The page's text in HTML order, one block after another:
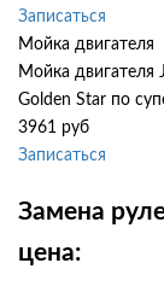
Записаться
Мойка двигателя
Мойка двигателя
Golden Star по
3961 руб
Записаться
Замена
цена: